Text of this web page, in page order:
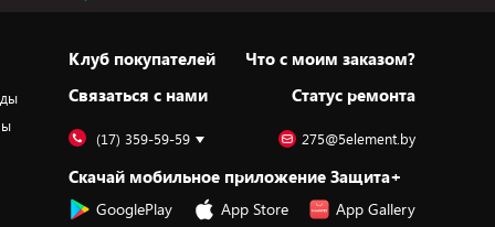
Клуб покупателей
Cвязаться с нами
Что с моим заказом?
Статус ремонта
(17) 359-59-59 275@5element.by
Скачай мобильное приложение Защита+
GooglePlay App Store App Gallery